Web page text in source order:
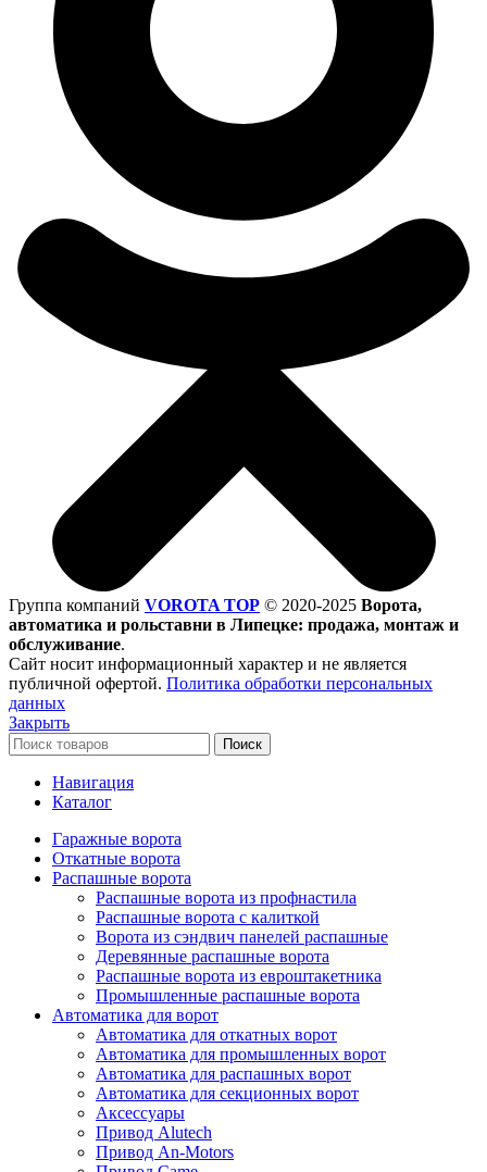
Группа компаний VOROTA TOP © 2020-2025 Ворота,
автоматика и рольставни в Липецке: продажа, монтаж и
обслуживание.
Сайт носит информационный характер и не является
публичной офертой. Политика обработки персональных
данных
Закрыть
Поиск
Навигация
Каталог
Гаражные ворота
Откатные ворота
Распашные ворота
Распашные ворота из профнастила
Распашные ворота с калиткой
Ворота из сэндвич панелей распашные
Деревянные распашные ворота
Распашные ворота из евроштакетника
Промышленные распашные ворота
Автоматика для ворот
Автоматика для откатных ворот
Автоматика для промышленных ворот
Автоматика для распашных ворот
Автоматика для секционных ворот
Аксессуары
Привод Alutech
Привод An-Motors